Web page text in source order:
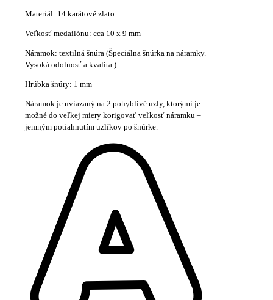
Materiál: 14 karátové zlato
Veľkosť medailónu: cca 10 x 9 mm
Náramok: textilná šnúra (Špeciálna šnúrka na náramky.
Vysoká odolnosť a kvalita.)
Hrúbka šnúry: 1 mm
Náramok je uviazaný na 2 pohyblivé uzly, ktorými je
možné do veľkej miery korigovať veľkosť náramku –
jemným potiahnutím uzlíkov po šnúrke.